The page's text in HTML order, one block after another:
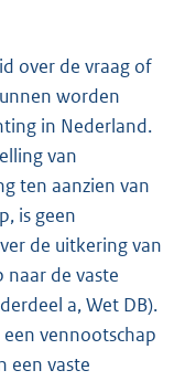
over de vraag of
worden
in Nederland.
van
ten aanzien van
is geen
de uitkering van
de vaste
a, Wet DB).
vennootschap
een vaste